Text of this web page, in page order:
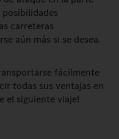
carreteras
aún más si se desea.
fácilmente
todas sus ventajas en
el siguiente viaje!